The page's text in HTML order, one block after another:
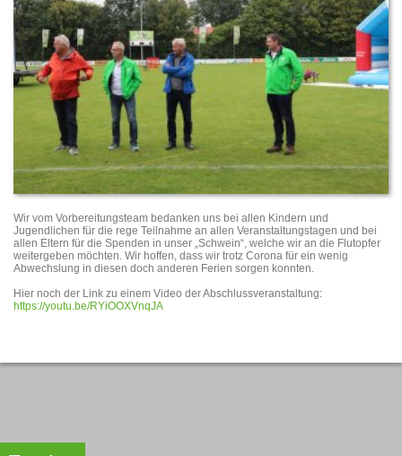
Wir vom Vorbereitungsteam bedanken uns bei allen Kindern und
Jugendlichen für die rege Teilnahme an allen Veranstaltungstagen und bei
allen Eltern für die Spenden in unser „Schwein“, welche wir an die Flutopfer
weitergeben möchten. Wir hoffen, dass wir trotz Corona für ein wenig
Abwechslung in diesen doch anderen Ferien sorgen konnten.
Hier noch der Link zu einem Video der Abschlussveranstaltung:
https://youtu.be/RYiOOXVnqJA